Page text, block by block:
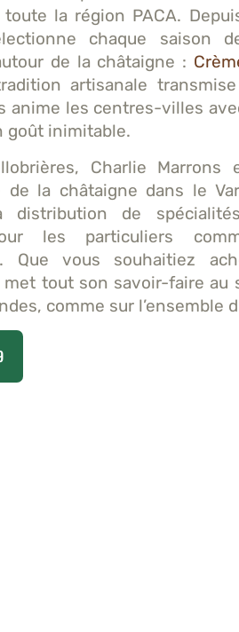
la région PACA.
chaque saison
de la châtaigne :
artisanale
anime les centres-villes
goût inimitable.
Charlie Marrons
de la châtaigne dans le
distribution de
les particuliers
Que vous souhaitiez
met tout son savoir-faire au
comme sur l’ensemble